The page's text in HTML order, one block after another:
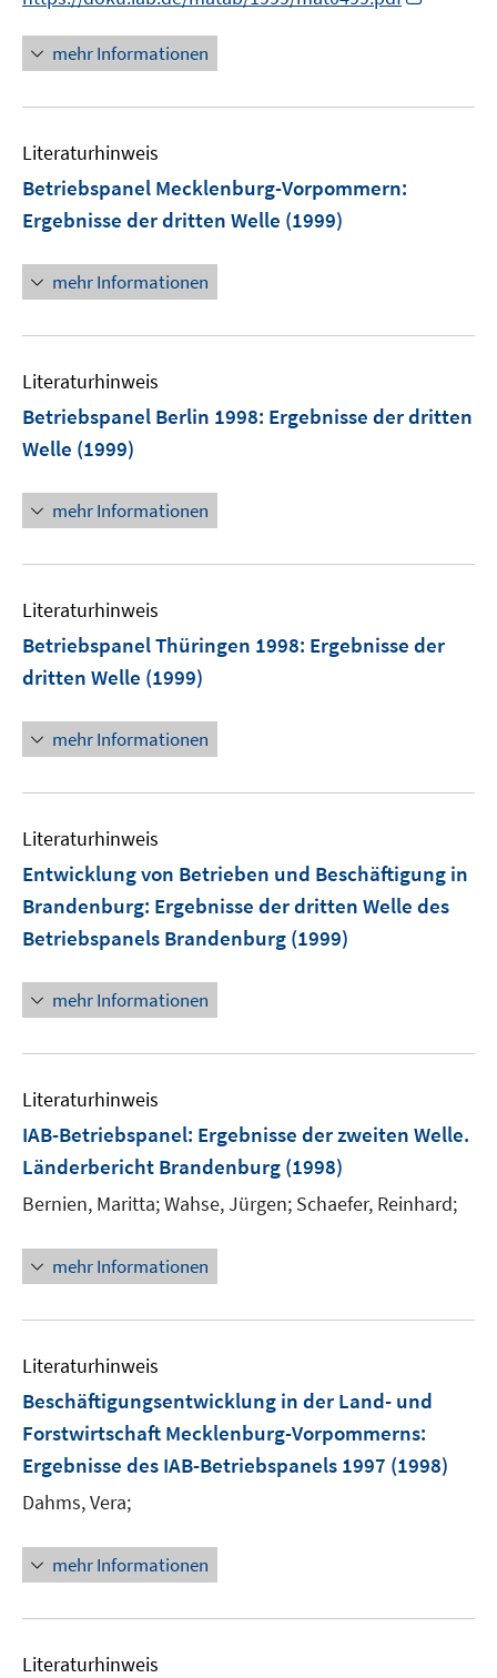
u
r
f
mehr Informationen
Literaturhinweis
Betriebspanel Mecklenburg-Vorpommern:
Ergebnisse der dritten Welle (1999)
mehr Informationen
Literaturhinweis
Betriebspanel Berlin 1998: Ergebnisse der dritten
Welle (1999)
mehr Informationen
Literaturhinweis
Betriebspanel Thüringen 1998: Ergebnisse der
dritten Welle (1999)
mehr Informationen
Literaturhinweis
Entwicklung von Betrieben und Beschäftigung in
Brandenburg: Ergebnisse der dritten Welle des
Betriebspanels Brandenburg (1999)
mehr Informationen
Literaturhinweis
IAB-Betriebspanel: Ergebnisse der zweiten Welle.
Länderbericht Brandenburg (1998)
Bernien, Maritta;Wahse, Jürgen; Schaefer, Reinhard;
mehr Informationen
Literaturhinweis
Beschäftigungsentwicklung in der Land- und
Forstwirtschaft Mecklenburg-Vorpommerns:
Ergebnisse des IAB-Betriebspanels 1997 (1998)
Dahms, Vera;
mehr Informationen
Literaturhinweis